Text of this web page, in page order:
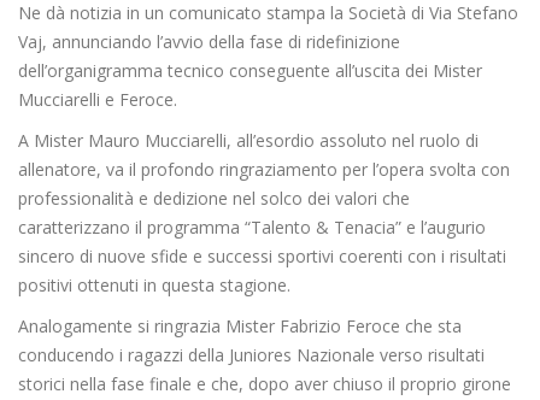
Ne dà notizia in un comunicato stampa la Società di Via Stefano
Vaj, annunciando l’avvio della fase di ridefinizione
dell’organigramma tecnico conseguente all’uscita dei Mister
Mucciarelli e Feroce.
A Mister Mauro Mucciarelli, all’esordio assoluto nel ruolo di
allenatore, va il profondo ringraziamento per l’opera svolta con
professionalità e dedizione nel solco dei valori che
caratterizzano il programma “Talento & Tenacia” e l’augurio
sincero di nuove sfide e successi sportivi coerenti con i risultati
positivi ottenuti in questa stagione.
Analogamente si ringrazia Mister Fabrizio Feroce che sta
conducendo i ragazzi della Juniores Nazionale verso risultati
storici nella fase finale e che, dopo aver chiuso il proprio girone